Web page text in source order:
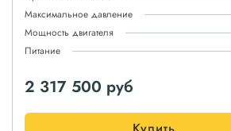
Максимальное давление
Мощность двигателя
Питание
2 317 500 руб